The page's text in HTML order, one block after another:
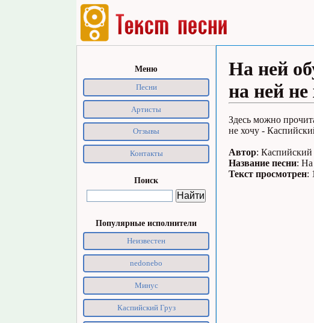
Меню
Песни
Артисты
Отзывы
Контакты
Поиск
Популярные исполнители
Неизвестен
nedonebo
Минус
Каспийский Груз
На ней
на ней
Здесь можно
не хочу -
Автор: Каспийский
Название песни: На
Текст просмотрен: